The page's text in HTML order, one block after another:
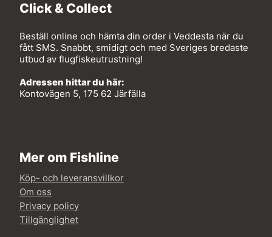
Click & Collect
Beställ online och hämta din order i Veddesta när du
fått SMS. Snabbt, smidigt och med Sveriges bredaste
utbud av flugfiskeutrustning!
Adressen hittar du här:
Kontovägen 5, 175 62 Järfälla
Mer om Fishline
Köp- och leveransvillkor
Om oss
Privacy policy
Tillgänglighet